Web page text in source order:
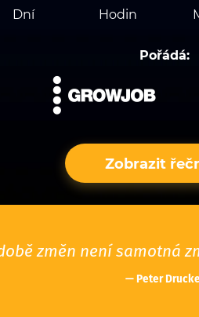
Dní Hodin
Pořádá:
Zobrazit
změn není samotná
— Peter